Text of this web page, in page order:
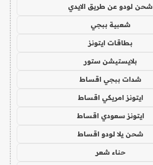
شحن لودو عن طريق الايدي
شعبية ببجي
بطاقات ايتونز
بلايستيشن ستور
شدات ببجي اقساط
ايتونز امريكي اقساط
ايتونز سعودي اقساط
شحن يلا لودو اقساط
حناء شعر